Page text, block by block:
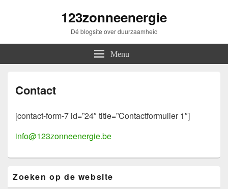
123zonneenergie
Dé blogsite over duurzaamheid
Menu
Contact
[contact-form-7 id=”24″ title=”Contactformulier 1″]
info@123zonneenergie.be
Sidebar
Zoeken op de website